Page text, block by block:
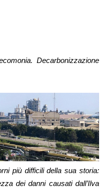
Decarbonizzazione
più difficili della sua storia:
dei danni causati dall’Ilva